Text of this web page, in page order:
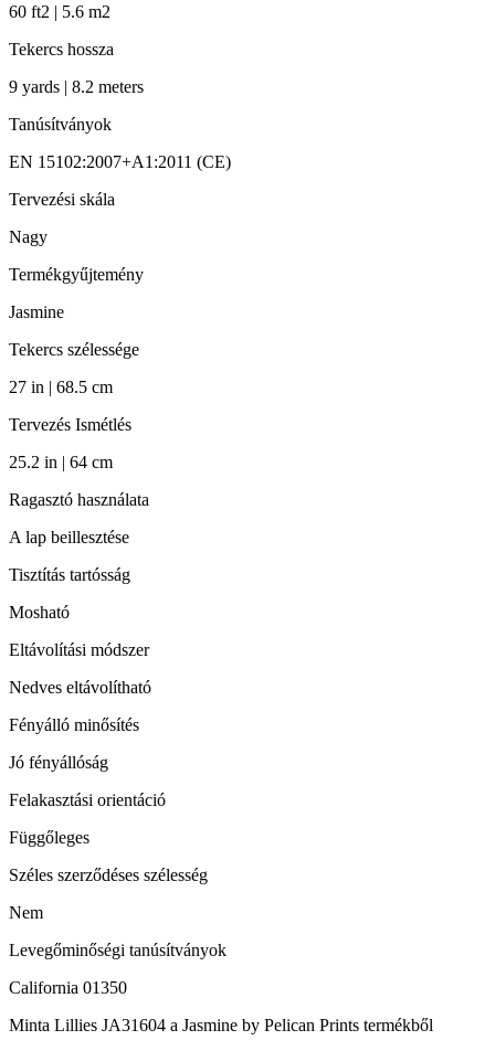
60 ft2 | 5.6 m2
Tekercs hossza
9 yards | 8.2 meters
Tanúsítványok
EN 15102:2007+A1:2011 (CE)
Tervezési skála
Nagy
Termékgyűjtemény
Jasmine
Tekercs szélessége
27 in | 68.5 cm
Tervezés Ismétlés
25.2 in | 64 cm
Ragasztó használata
A lap beillesztése
Tisztítás tartósság
Mosható
Eltávolítási módszer
Nedves eltávolítható
Fényálló minősítés
Jó fényállóság
Felakasztási orientáció
Függőleges
Széles szerződéses szélesség
Nem
Levegőminőségi tanúsítványok
California 01350
Minta Lillies JA31604 a Jasmine by Pelican Prints termékből